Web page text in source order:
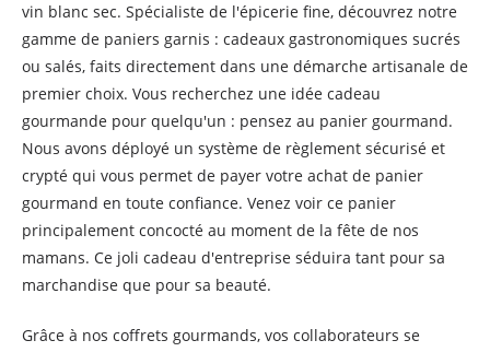
vin blanc sec. Spécialiste de l'épicerie fine, découvrez notre
gamme de paniers garnis : cadeaux gastronomiques sucrés
ou salés, faits directement dans une démarche artisanale de
premier choix. Vous recherchez une idée cadeau
gourmande pour quelqu'un : pensez au panier gourmand.
Nous avons déployé un système de règlement sécurisé et
crypté qui vous permet de payer votre achat de panier
gourmand en toute confiance. Venez voir ce panier
principalement concocté au moment de la fête de nos
mamans. Ce joli cadeau d'entreprise séduira tant pour sa
marchandise que pour sa beauté.
Grâce à nos coffrets gourmands, vos collaborateurs se